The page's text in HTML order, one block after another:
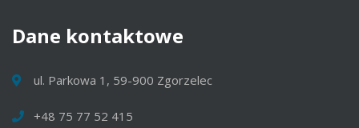
Dane kontaktowe
ul. Parkowa 1, 59-900 Zgorzelec
+48 75 77 52 415